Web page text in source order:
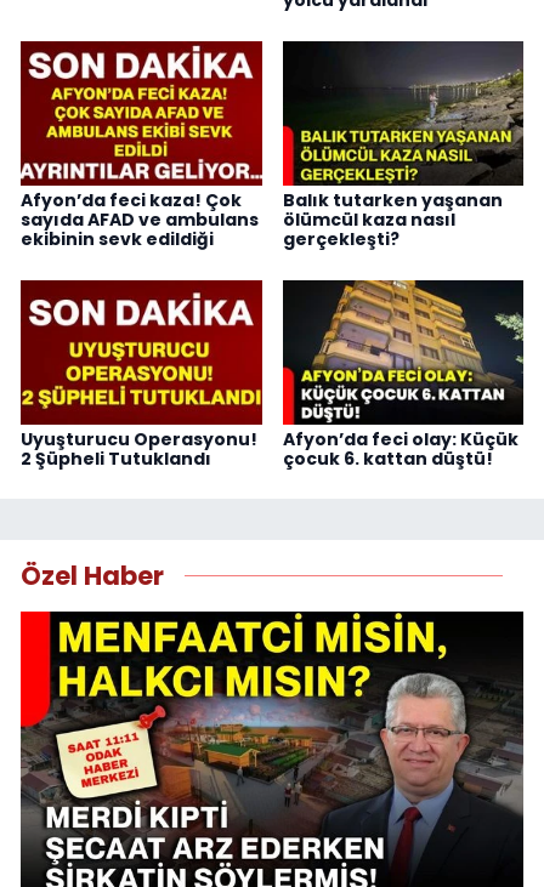
Afyon’da feci kaza! Çok
sayıda AFAD ve ambulans
ekibinin sevk edildiği
Balık tutarken yaşanan
ölümcül kaza nasıl
gerçekleşti?
Uyuşturucu Operasyonu!
2 Şüpheli Tutuklandı
Afyon’da feci olay: Küçük
çocuk 6. kattan düştü!
Özel Haber